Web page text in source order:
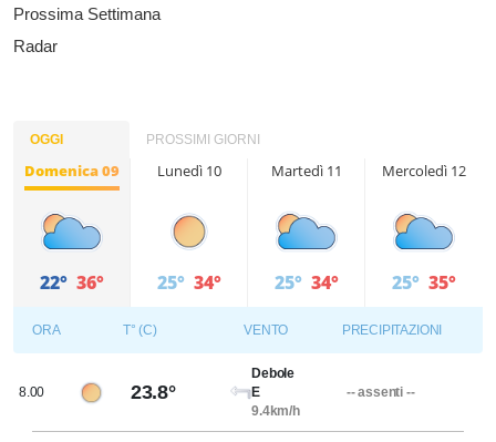
Prossima Settimana
Radar
OGGI PROSSIMI GIORNI
Domenica 09
22° 36°
Lunedì 10
25° 34°
Martedì 11
25° 34°
Mercoledì 12
25° 35°
ORA T° (C) VENTO PRECIPITAZIONI
8.00 23.8°
Debole
E
9.4km/h
-- assenti --